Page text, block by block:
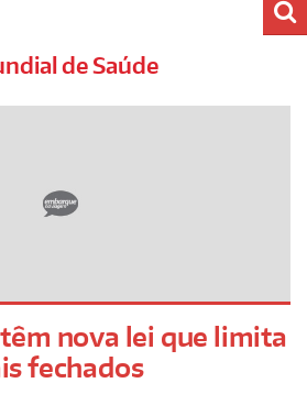
de Saúde
nova lei que limita
fechados